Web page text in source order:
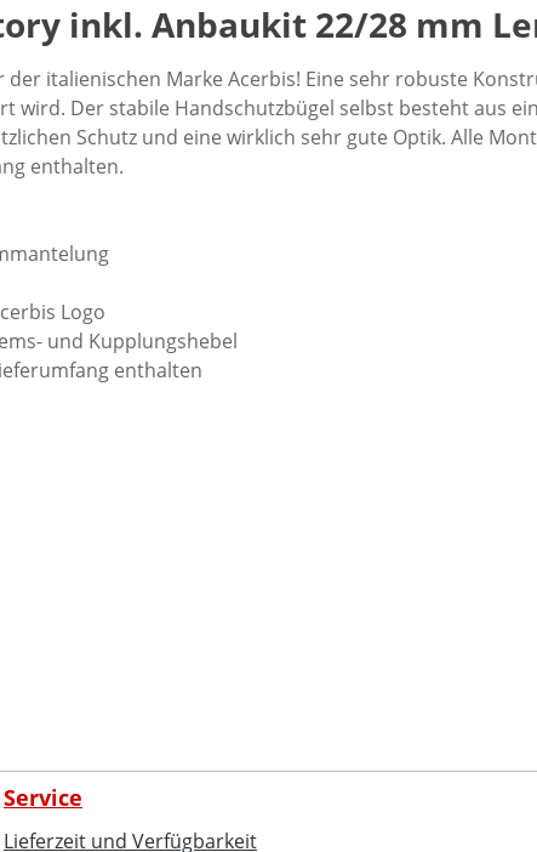
inkl. Anbaukit 22/28 mm
italienischen Marke Acerbis! Eine sehr robuste
wird. Der stabile Handschutzbügel selbst besteht aus
Schutz und eine wirklich sehr gute Optik. Alle
enthalten.
Logo
und Kupplungshebel
enthalten
Service
Lieferzeit und Verfügbarkeit